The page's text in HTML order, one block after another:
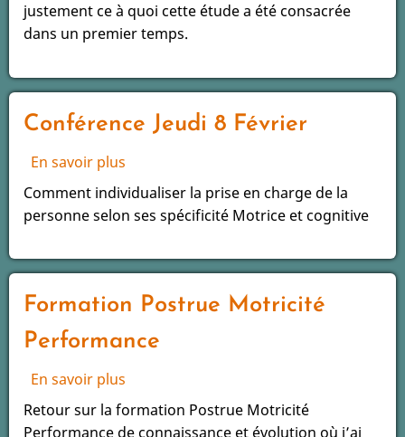
VAR
justement ce à quoi cette étude a été consacrée
dans un premier temps.
Conférence Jeudi 8 Février
En savoir plus
Conférence
Comment individualiser la prise en charge de la
personne selon ses spécificité Motrice et cognitive
Formation Postrue Motricité
Performance
En savoir plus
Formation
Retour sur la formation Postrue Motricité
Performance de connaissance et évolution où j’ai